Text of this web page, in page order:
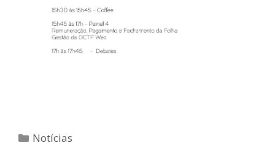
Categorias
Notícias